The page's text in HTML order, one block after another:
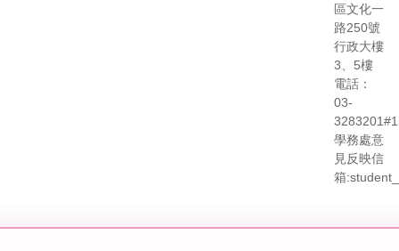
區文化一
路250號
行政大樓
3、5樓
電話：
03-
學務處意
見反映信
箱